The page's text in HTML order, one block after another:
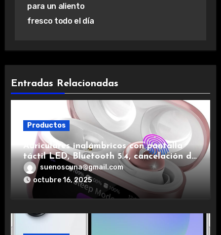
para un aliento
fresco todo el día
Entradas Relacionadas
Productos
Auriculares inalámbricos con pantalla
táctil LED, Bluetooth 5.4, cancelación de
ruido, impermeables y de larga duración.
suenoscuna@gmail.com
octubre 16, 2025